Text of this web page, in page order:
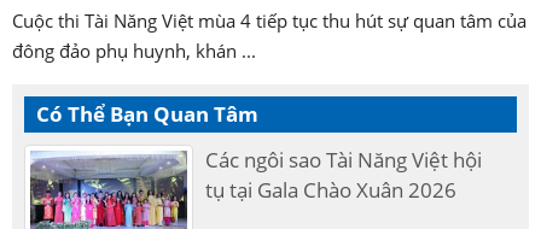
Cuộc thi Tài Năng Việt mùa 4 tiếp tục thu hút sự quan tâm của
đông đảo phụ huynh, khán ...
Có Thể Bạn Quan Tâm
Các ngôi sao Tài Năng Việt hội
tụ tại Gala Chào Xuân 2026